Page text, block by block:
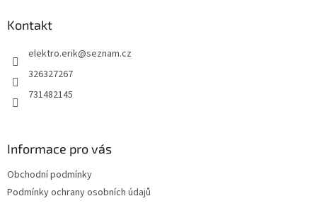
Kontakt
elektro.erik@seznam.cz
326327267
731482145
Informace pro vás
Obchodní podmínky
Podmínky ochrany osobních údajů